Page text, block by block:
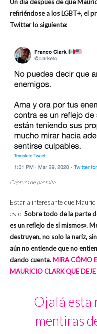
Un día después de que
refiriéndose a los LGBT+, el
Twitter lo siguiente:
Captura de pantalla
Estaría interesante que
esto. Sobre todo de la parte
es un reflejo de sí mismos».
destruyen, no solo la nariz,
aún no entiende que no
dando cuenta. MIRA CÓMO
MAURICIO CLARK QUE
Ojalá esta
mentiras